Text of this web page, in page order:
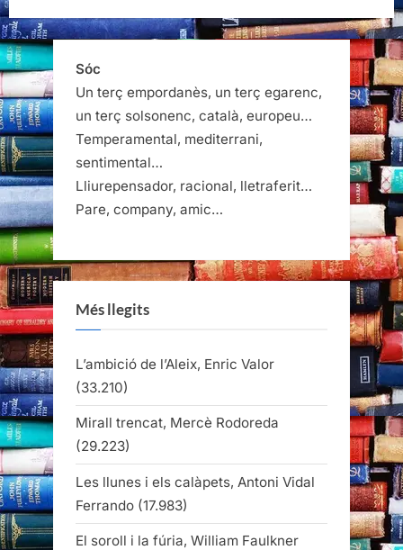
Sóc
Un terç empordanès, un terç egarenc,
un terç solsonenc, català, europeu…
Temperamental, mediterrani,
sentimental…
Lliurepensador, racional, lletraferit…
Pare, company, amic…
Més llegits
L’ambició de l’Aleix, Enric Valor
(33.210)
Mirall trencat, Mercè Rodoreda
(29.223)
Les llunes i els calàpets, Antoni Vidal
Ferrando (17.983)
El soroll i la fúria, William Faulkner